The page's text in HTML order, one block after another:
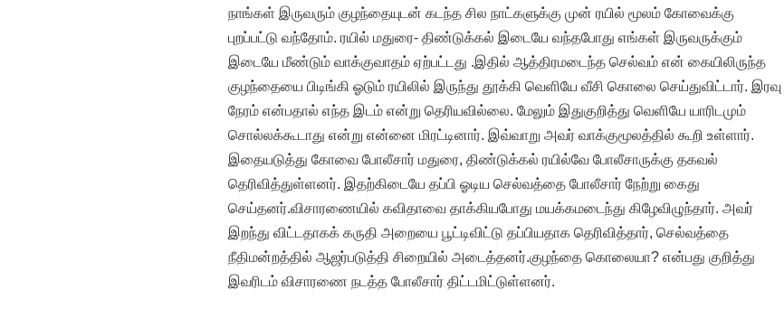
நாங்கள் இருவரும் குழந்தையுடன் கடந்த சில நாட்களுக்கு முன் ரயில் மூலம் கோவைக்கு
புறப்பட்டு வந்தோம். ரயில் மதுரை- திண்டுக்கல் இடையே வந்தபோது எங்கள் இருவருக்கும்
இடையே மீண்டும் வாக்குவாதம் ஏற்பட்டது .இதில் ஆத்திரமடைந்த செல்வம் என் கையிலிருந்த
குழந்தையை பிடிங்கி ஓடும் ரயிலில் இருந்து தூக்கி வெளியே வீசி கொலை செய்துவிட்டார். இரவு
நேரம் என்பதால் எந்த இடம் என்று தெரியவில்லை. மேலும் இதுகுறித்து வெளியே யாரிடமும்
சொல்லக்கூடாது என்று என்னை மிரட்டினார். இவ்வாறு அவர் வாக்குமூலத்தில் கூறி உள்ளார்.
இதையடுத்து கோவை போலீசார் மதுரை, திண்டுக்கல் ரயில்வே போலீசாருக்கு தகவல்
தெரிவித்துள்ளனர். இதற்கிடையே தப்பி ஓடிய செல்வத்தை போலீசார் நேற்று கைது
செய்தனர்.விசாரணையில் கவிதாவை தாக்கியபோது மயக்கமடைந்து கிழேவிழுந்தார். அவர்
இறந்து விட்டதாகக் கருதி அறையை பூட்டிவிட்டு தப்பியதாக தெரிவித்தார், செல்வத்தை
நீதிமன்றத்தில் ஆஜர்படுத்தி சிறையில் அடைத்தனர்.குழந்தை கொலையா? என்பது குறித்து
இவரிடம் விசாரணை நடத்த போலீசார் திட்டமிட்டுள்ளனர்.